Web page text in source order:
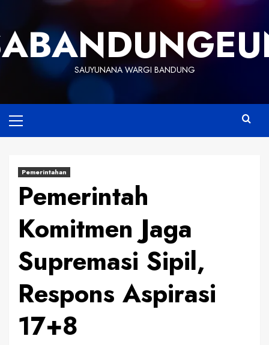
content
SAUYUNANA WARGI BANDUNG
Menu
Pemerintahan
Pemerintah
Komitmen Jaga
Supremasi Sipil,
Respons Aspirasi
17+8